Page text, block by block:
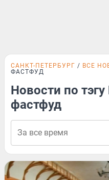
САНКТ-ПЕТЕРБУРГ ВСЕ
ФАСТФУД
Новости по
фастфуд